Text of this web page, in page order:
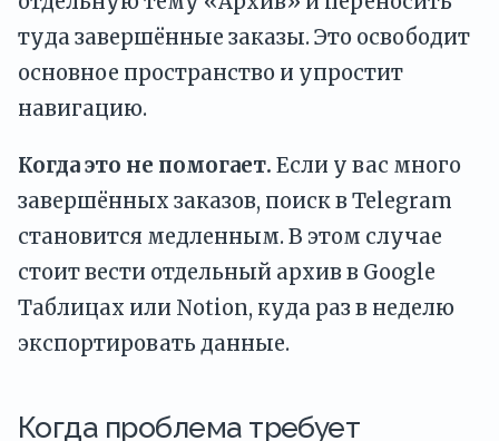
туда завершённые заказы. Это освободит
основное пространство и упростит
навигацию.
Когда это не помогает. Если у вас много
завершённых заказов, поиск в Telegram
становится медленным. В этом случае
стоит вести отдельный архив в Google
Таблицах или Notion, куда раз в неделю
экспортировать данные.
Когда проблема требует